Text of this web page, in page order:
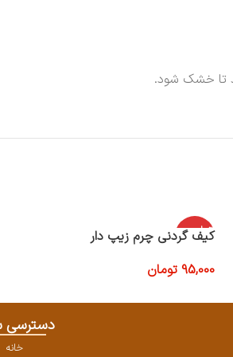
تا خشک شود.
اتمام موج
ودی
کیف گردنی چرم زیپ دار
95,000 تومان
دسترسی
خانه